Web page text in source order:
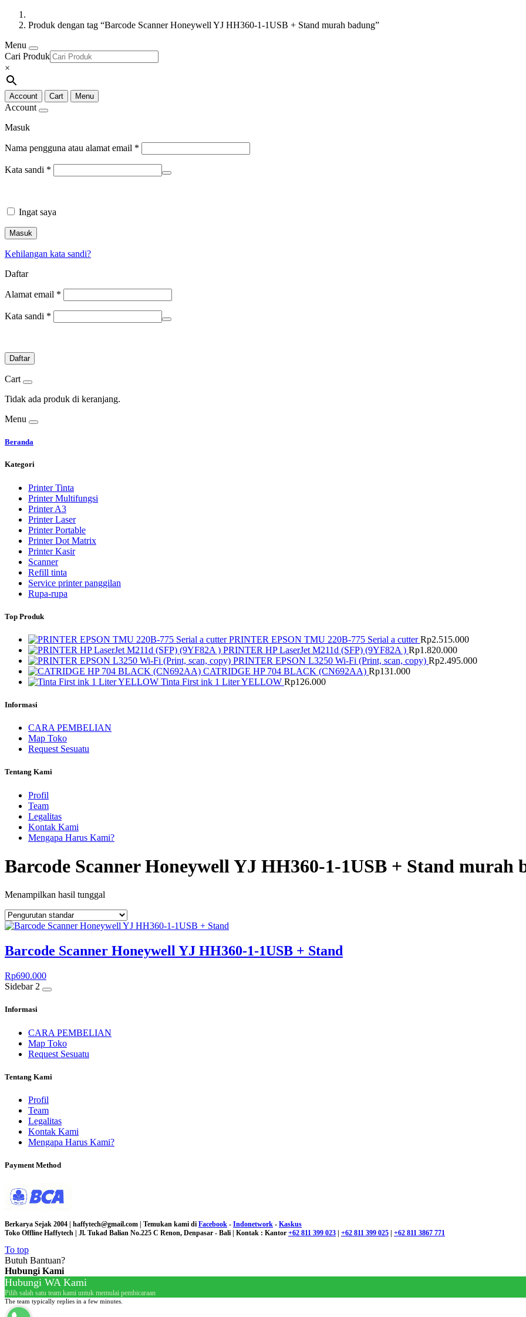
Produk dengan tag “Barcode Scanner Honeywell YJ HH360-1-1USB + Stand murah badung”
Menu
Cari Produk
×
Account Cart Menu
Account
Masuk
Nama pengguna atau alamat email *
Kata sandi *
Ingat saya
Masuk
Kehilangan kata sandi?
Daftar
Alamat email *
Kata sandi *
Daftar
Cart
Tidak ada produk di keranjang.
Menu
Beranda
Kategori
Printer Tinta
Printer Multifungsi
Printer A3
Printer Laser
Printer Portable
Printer Dot Matrix
Printer Kasir
Scanner
Refill tinta
Service printer panggilan
Rupa-rupa
Top Produk
PRINTER EPSON TMU 220B-775 Serial a cutter Rp2.515.000
PRINTER HP LaserJet M211d (SFP) (9YF82A ) Rp1.820.000
PRINTER EPSON L3250 Wi-Fi (Print, scan, copy) Rp2.495.000
CATRIDGE HP 704 BLACK (CN692AA) Rp131.000
Tinta First ink 1 Liter YELLOW Rp126.000
Informasi
CARA PEMBELIAN
Map Toko
Request Sesuatu
Tentang Kami
Profil
Team
Legalitas
Kontak Kami
Mengapa Harus Kami?
Barcode Scanner Honeywell YJ HH360-1-1USB + Stand murah
Menampilkan hasil tunggal
Barcode Scanner Honeywell YJ HH360-1-1USB + Stand
Rp690.000
Sidebar 2
Informasi
CARA PEMBELIAN
Map Toko
Request Sesuatu
Tentang Kami
Profil
Team
Legalitas
Kontak Kami
Mengapa Harus Kami?
Payment Method
Berkarya Sejak 2004 | haffytech@gmail.com | Temukan kami di Facebook - Indonetwork - Kaskus
Toko Offline Haffytech | Jl. Tukad Balian No.225 C Renon, Denpasar - Bali | Kontak : Kantor +62 811 399 023 +62 811 399 025 +62 811 3867 771
To top
Butuh Bantuan?
Hubungi Kami
Hubungi WA Kami
Pilih salah satu team kami untuk memulai pembicaraan
The team typically replies in a few minutes.